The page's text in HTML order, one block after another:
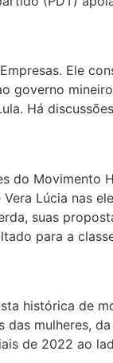
Ele
governo
Há
do
Lúcia nas
suas
para a
histórica de
mulheres,
de 2022 ao